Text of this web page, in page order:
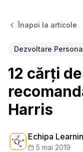
Înapoi la articole
Dezvoltare
12 cărți
Harris
Echipa
5 mai 2019